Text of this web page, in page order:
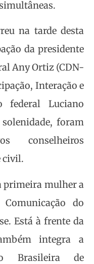
na tarde desta
da presidente
Any Ortiz (CDN-
Interação e
federal Luciano
foram
conselheiros
civil.
primeira mulher a
do
Está à frente da
integra a
Brasileira de